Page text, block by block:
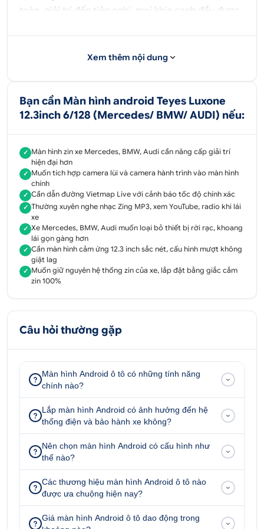
toàn, giải trí đến tiện nghi, mọi khía cạnh đều được
1.1. An toàn tối đa trên mọi hành trình
xe, giúp người lái quan sát rõ ràng, loại bỏ điểm mù
hiệu quả. Khả năng hiển thị thông tin dẫn đường từ
luật giao thông, giảm thiểu rủi ro va chạm khi đỗ xe
hoặc di chuyển trong không gian hẹp, đảm bảo an
toàn tối ưu cho mọi chuyến đi.
1.2. Giải trí không giới hạn, sống động
Thiết bị đáp ứng mọi nhu cầu giải trí từ nghe nhạc
trên Zing MP3, xem video trực tuyến trên YouTube,
đến truy cập radio AM/FM/RDS một cách sống
động. Kết nối 4G và Wi-Fi giữ cho bạn luôn trực
tuyến, dễ dàng cập nhật tin tức, thời tiết hoặc
nghiệm giải trí đầy hứng khởi.
Ứng dụng bản đồ Vietmap Live được tích hợp sẵn,
cung cấp chỉ dẫn chi tiết, thông tin giao thông theo
thời gian thực và cảnh báo trên tuyến đường. Điều
này giúp người lái tối ưu hóa lộ trình di chuyển,
tránh tắc đường và đến đích nhanh chóng, dễ dàng
hơn. Mọi cung đường trở nên thuận tiện và hiệu quả
với hệ thống dẫn đường thông minh của Teyes
Luxone.
1.4. Tiện nghi vượt trội, dễ dàng sử dụng
Giao diện Android thân thiện, trực quan cho phép
Xem thêm nội dung
Bạn cần Màn hình android Teyes Luxone
12.3inch 6/128 (Mercedes/ BMW/ AUDI) nếu:
✓ Màn hình zin xe Mercedes, BMW, Audi cần nâng cấp giải trí
hiện đại hơn
✓ Muốn tích hợp camera lùi và camera hành trình vào màn hình
chính
✓ Cần dẫn đường Vietmap Live với cảnh báo tốc độ chính xác
✓ Thường xuyên nghe nhạc Zing MP3, xem YouTube, radio khi lái
xe
✓ Xe Mercedes, BMW, Audi muốn loại bỏ thiết bị rời rạc, khoang
lái gọn gàng hơn
✓ Cần màn hình cảm ứng 12.3 inch sắc nét, cấu hình mượt không
giật lag
✓ Muốn giữ nguyên hệ thống zin của xe, lắp đặt bằng giắc cắm
zin 100%
Câu hỏi thường gặp
Màn hình Android ô tô có những tính năng
chính nào?
Lắp màn hình Android có ảnh hưởng đến hệ
thống điện và bảo hành xe không?
Nên chọn màn hình Android có cấu hình như
thế nào?
Các thương hiệu màn hình Android ô tô nào
được ưa chuộng hiện nay?
Giá màn hình Android ô tô dao động trong